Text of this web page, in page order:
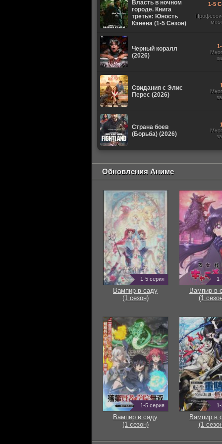
Власть в ночном
городе. Книга
третья: Юность
Кэнена (1-5 Сезон)
1-5
Черный коралл
(2026)
Свидания с Элис
Перес (2026)
Страна боев
(Борьба) (2026)
Обновления Аниме
1-5 серия
Вампир в саду
(1 сезон)
Вампир в
(1
1-5 серия
Вампир в саду
(1 сезон)
Вампир в
(1